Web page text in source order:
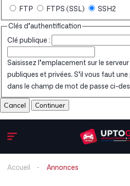
FTP FTPS (SSL) SSH2
Clés d’authentification
Clé publique :
Saisissez l’emplacement sur le
publiques et privées. S’il vous faut
dans le champ de mot de passe ci-
Cancel
Accueil Annonces